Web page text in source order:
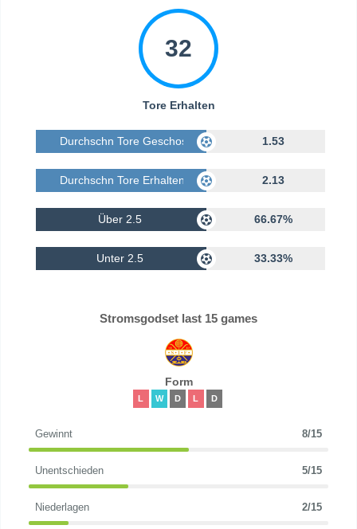
32
Tore Erhalten
Durchschn Tore Geschossen 1.53
Durchschn Tore Erhalten 2.13
Über 2.5 66.67%
Unter 2.5 33.33%
Stromsgodset last 15 games
Form
L W D L D
Gewinnt 8/15
Unentschieden 5/15
Niederlagen 2/15